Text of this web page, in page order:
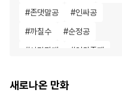
#존댓말공 #인싸공
#까칠수 #순정공
#삼각관계 #인외존재
#페티쉬 #원나잇
새로나온 만화